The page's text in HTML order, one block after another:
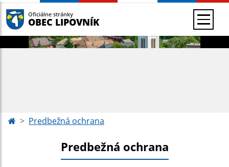
Oficiálne stránky
OBEC LIPOVNÍK
Predbežná ochrana
Predbežná ochrana